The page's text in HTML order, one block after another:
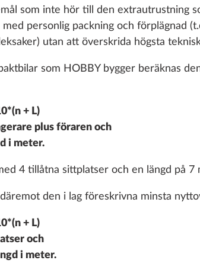
Lägg till
som inte hör till den extrautrustning
personlig packning och förplägnad
utan att överskrida högsta
som HOBBY bygger beräknas
+ L)
plus föraren och
i meter.
4 tillåtna sittplatser och en längd på
den i lag föreskrivna minsta
+ L)
och
i meter.